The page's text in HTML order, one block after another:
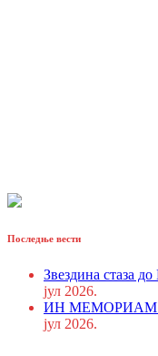
Последње вести
Звездина стаза
јул 2026.
ИН МЕМОРИАМ
јул 2026.